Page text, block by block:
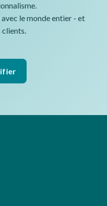
le monde entier - et
clients.